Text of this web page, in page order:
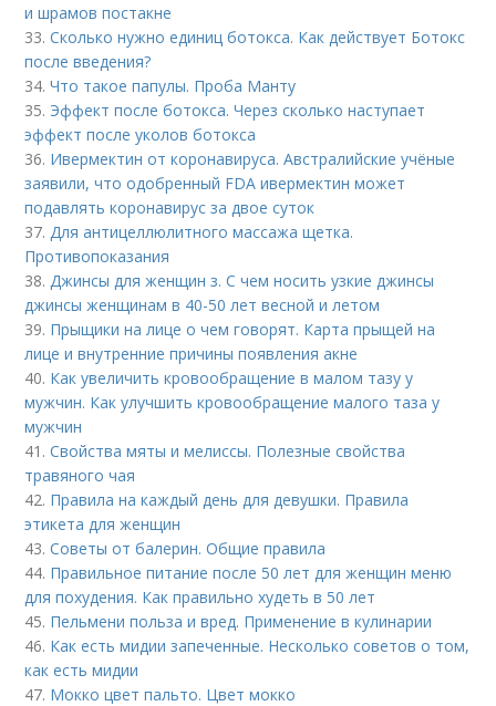
и шрамов постакне
33.Сколько нужно единиц ботокса. Как действует Ботокс
после введения?
34.Что такое папулы. Проба Манту
35. Эффект после ботокса. Через сколько наступает
эффект после уколов ботокса
36. Ивермектин от коронавируса. Австралийские учёные
заявили, что одобренный FDA ивермектин может
подавлять коронавирус за двое суток
37. Для антицеллюлитного массажа щетка.
Противопоказания
38. Джинсы для женщин з. С чем носить узкие джинсы
джинсы женщинам в 40-50 лет весной и летом
39. Прыщики на лице о чем говорят. Карта прыщей на
лице и внутренние причины появления акне
40. Как увеличить кровообращение в малом тазу у
мужчин. Как улучшить кровообращение малого таза у
мужчин
41.Свойства мяты и мелиссы. Полезные свойства
травяного чая
42. Правила на каждый день для девушки. Правила
этикета для женщин
43.Советы от балерин. Общие правила
44. Правильное питание после 50 лет для женщин меню
для похудения. Как правильно худеть в 50 лет
45. Пельмени польза и вред. Применение в кулинарии
46. Как есть мидии запеченные. Несколько советов о том,
как есть мидии
47. Мокко цвет пальто. Цвет мокко